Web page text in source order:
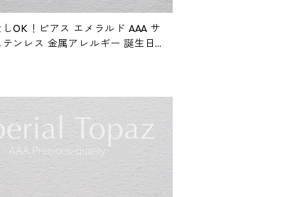
OK！ピアス エメラルド AAA サ
テンレス 金属アレルギー 誕生日